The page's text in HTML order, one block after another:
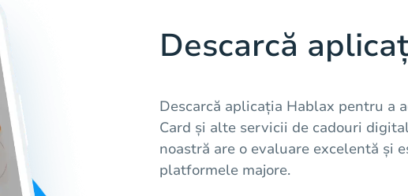
Descarcă
Descarcă aplicația Hablax pentru a
Card și alte servicii de cadouri
noastră are o evaluare excelentă și
platformele majore.